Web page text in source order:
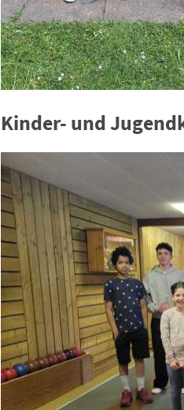
Kinder- und